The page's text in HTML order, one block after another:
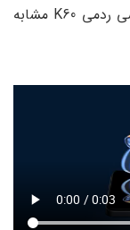
کیفیت ایجاد شده باشد. صفحه نمایش گوشی ردمی K60 مشابه